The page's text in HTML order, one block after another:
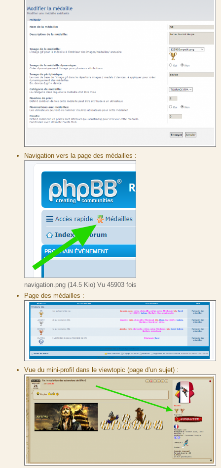
Navigation vers la page des médailles :
navigation.png (14.5 Kio) Vu 45903 fois
Page des médailles :
Vue du mini-profil dans le viewtopic (page d’un sujet) :